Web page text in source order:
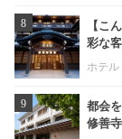
8
【こ
彩な
ホテル
9
都会
修善